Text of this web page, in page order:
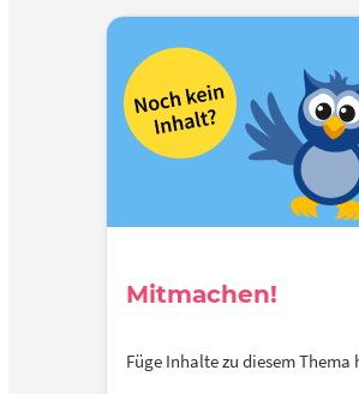
Mitmachen!
Füge Inhalte zu diesem